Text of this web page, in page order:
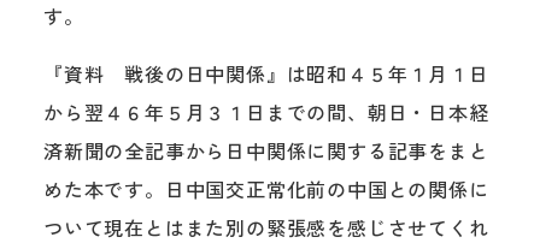
す。
『資料 戦後の日中関係』は昭和４５年１月１日
から翌４６年５月３１日までの間、朝日・日本経
済新聞の全記事から日中関係に関する記事をまと
めた本です。日中国交正常化前の中国との関係に
ついて現在とはまた別の緊張感を感じさせてくれ